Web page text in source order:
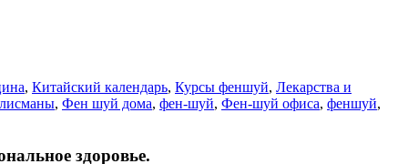
, Китайский календарь, Курсы феншуй, Лекарства и
, Фен шуй дома, фен-шуй, Фен-шуй офиса, феншуй,
здоровье.